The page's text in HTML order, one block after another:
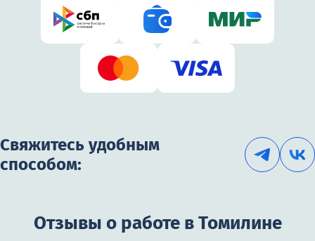
Свяжитесь удобным
способом:
Отзывы о работе в Томилине